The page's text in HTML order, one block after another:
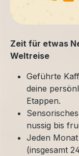
Zeit für etwas
Weltreise
Geführte
deine
Etappen.
nussig bis
Jeden
(insgesamt